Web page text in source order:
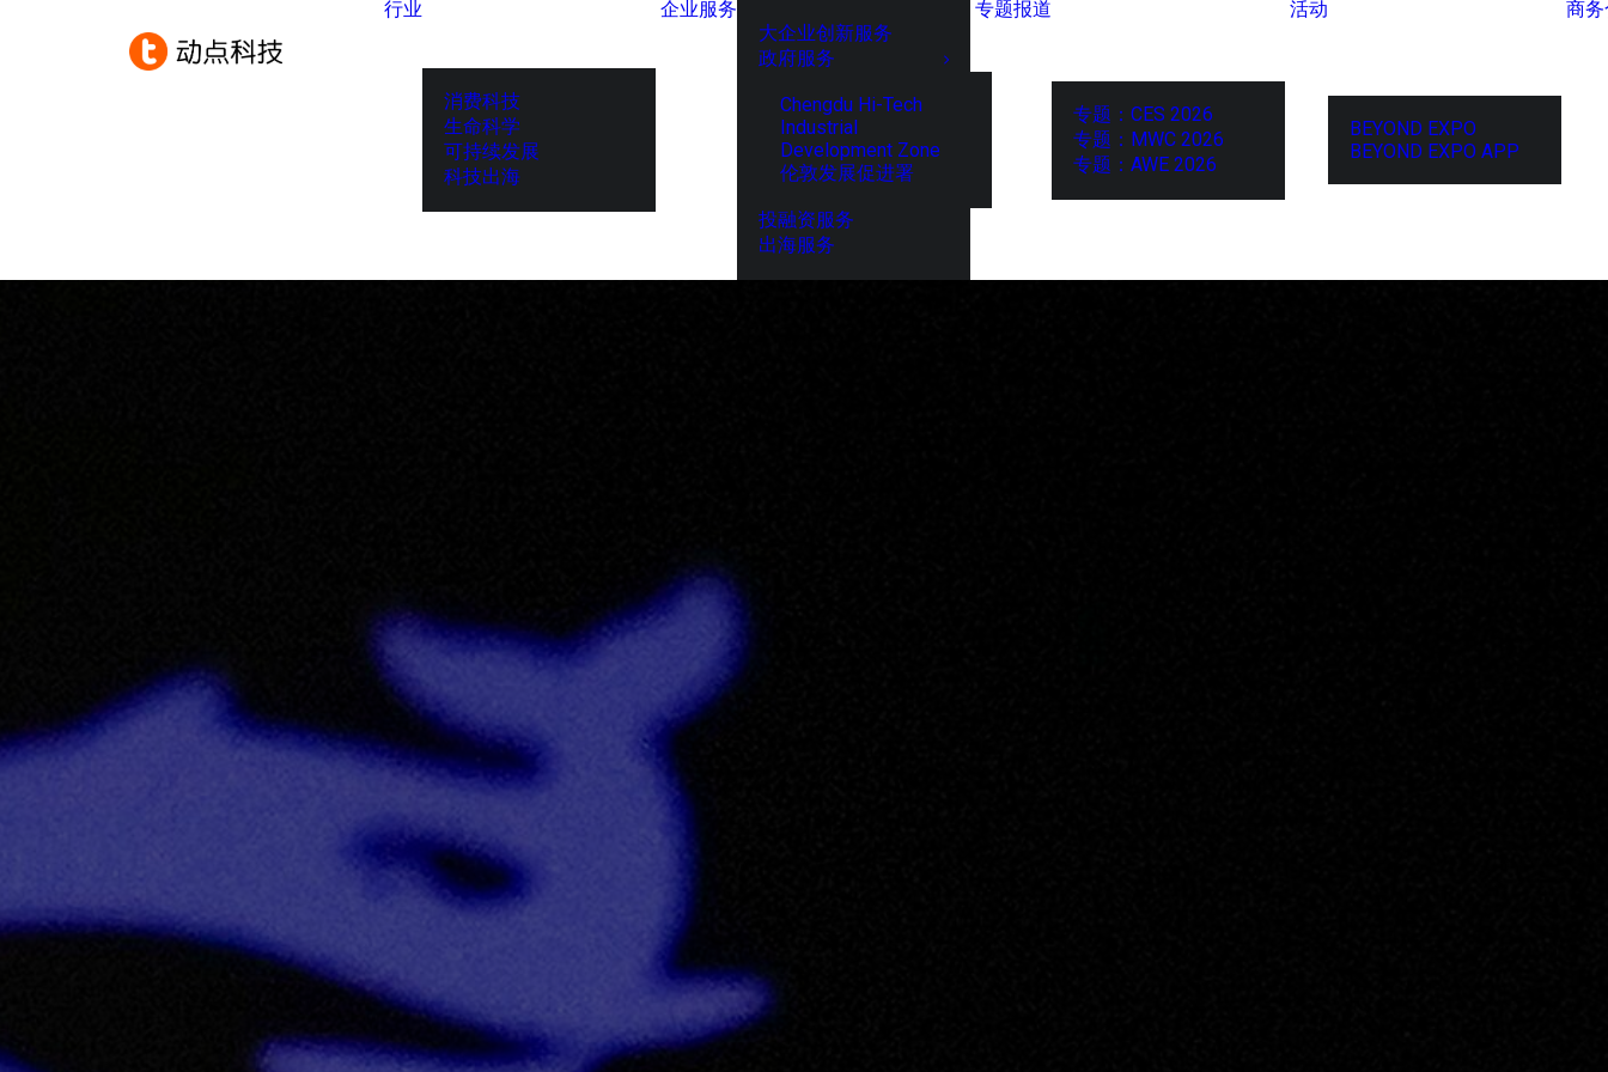
行业
消费科技
生命科学
可持续发展
科技出海
企业服务
大企业创新服务
政府服务
Chengdu Hi-Tech
Industrial
Development Zone
伦敦发展促进署
投融资服务
出海服务
专题报道
专题：CES 2026
专题：MWC 2026
专题：AWE 2026
活动
BEYOND EXPO
BEYOND EXPO APP
商